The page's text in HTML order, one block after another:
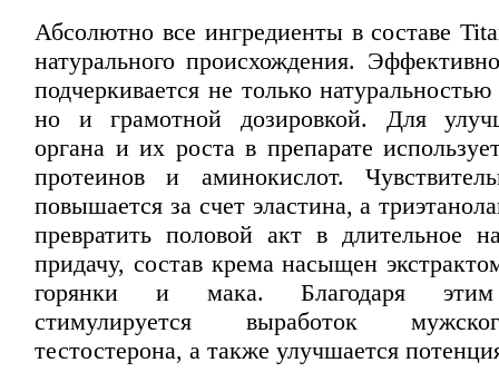
Абсолютно все ингредиенты в составе
натурального происхождения.
подчеркивается не только
но и грамотной дозировкой. Для
органа и их роста в препарате
протеинов и аминокислот.
повышается за счет эластина, а
превратить половой акт в длительное
придачу, состав крема насыщен
горянки и мака. Благодаря этим
стимулируется выработок
тестостерона, а также улучшается